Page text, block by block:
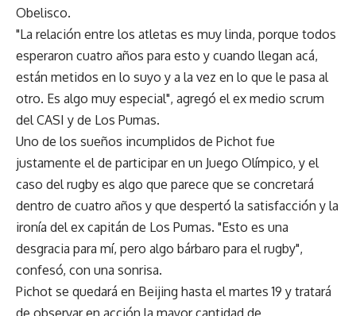
Obelisco.
"La relación entre los atletas es muy linda, porque todos
esperaron cuatro años para esto y cuando llegan acá,
están metidos en lo suyo y a la vez en lo que le pasa al
otro. Es algo muy especial", agregó el ex medio scrum
del CASI y de Los Pumas.
Uno de los sueños incumplidos de Pichot fue
justamente el de participar en un Juego Olímpico, y el
caso del rugby es algo que parece que se concretará
dentro de cuatro años y que despertó la satisfacción y la
ironía del ex capitán de Los Pumas. "Esto es una
desgracia para mí, pero algo bárbaro para el rugby",
confesó, con una sonrisa.
Pichot se quedará en Beijing hasta el martes 19 y tratará
de observar en acción la mayor cantidad de